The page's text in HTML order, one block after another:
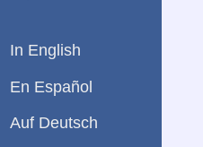
In English
En Español
Auf Deutsch